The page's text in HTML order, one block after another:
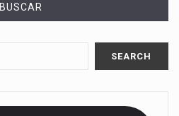
BUSCAR